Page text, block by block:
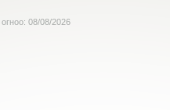
, огноо: 08/08/2026